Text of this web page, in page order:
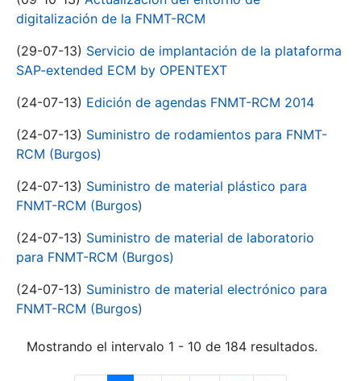
digitalización de la FNMT-RCM
(29-07-13) Servicio de implantación de la plataforma
SAP-extended ECM by OPENTEXT
(24-07-13) Edición de agendas FNMT-RCM 2014
(24-07-13) Suministro de rodamientos para FNMT-
RCM (Burgos)
(24-07-13) Suministro de material plástico para
FNMT-RCM (Burgos)
(24-07-13) Suministro de material de laboratorio
para FNMT-RCM (Burgos)
(24-07-13) Suministro de material electrónico para
FNMT-RCM (Burgos)
Mostrando el intervalo 1 - 10 de 184 resultados.